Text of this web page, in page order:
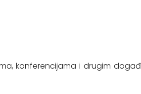
konferencijama i drugim